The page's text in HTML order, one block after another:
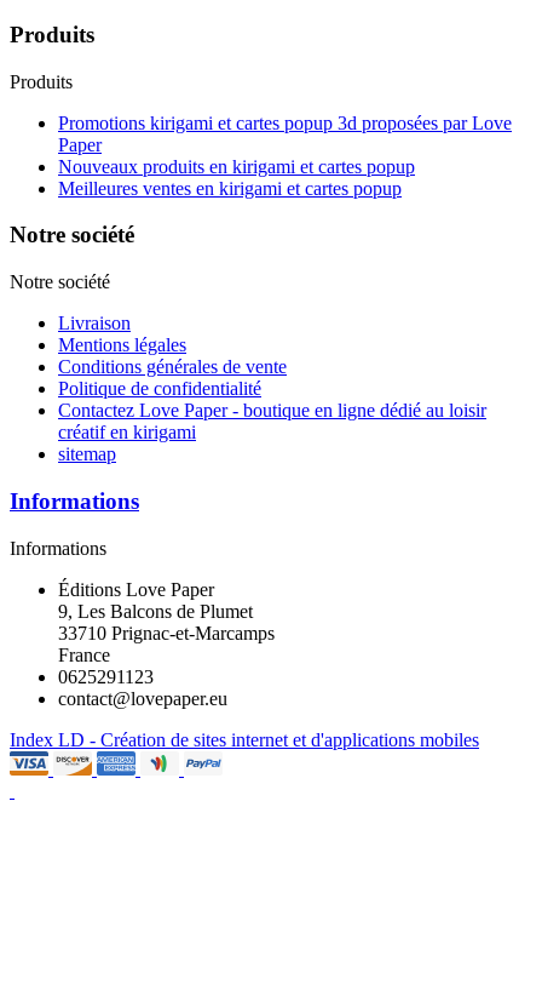
Produits
Produits
Promotions kirigami et cartes popup 3d proposées par Love
Paper
Nouveaux produits en kirigami et cartes popup
Meilleures ventes en kirigami et cartes popup
Notre société
Notre société
Livraison
Mentions légales
Conditions générales de vente
Politique de confidentialité
Contactez Love Paper - boutique en ligne dédié au loisir
créatif en kirigami
sitemap
Informations
Informations
Éditions Love Paper
9, Les Balcons de Plumet
33710 Prignac-et-Marcamps
France
0625291123
contact@lovepaper.eu
Index LD - Création de sites internet et d'applications mobiles